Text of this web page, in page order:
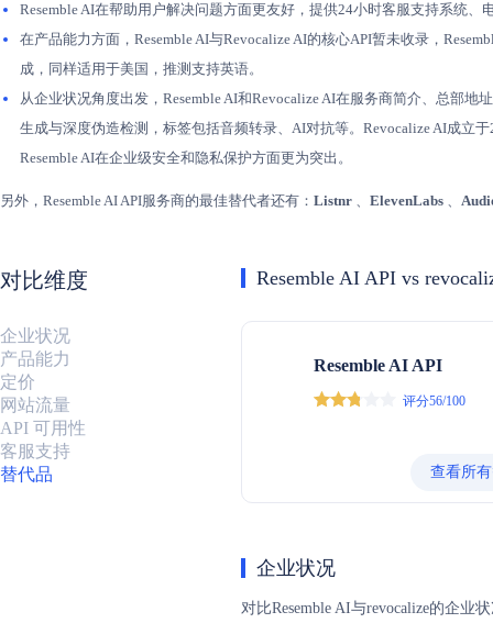
Resemble AI在帮助用户解决问题方面更友好，提供24小时客服支持系统
在产品能力方面，Resemble AI与Revocalize AI的核心API暂未收录，
成，同样适用于美国，推测支持英语。
从企业状况角度出发，Resemble AI和Revocalize AI在服务商简介、总部
生成与深度伪造检测，标签包括音频转录、AI对抗等。Revocalize AI成立
Resemble AI在企业级安全和隐私保护方面更为突出。
另外，Resemble AI API服务商的最佳替代者还有： Listnr 、 ElevenLabs 、
对比维度
企业状况
产品能力
定价
网站流量
API 可用性
客服支持
替代品
Resemble AI API vs
Resemble AI API
评分56/100
查看所
企业状况
对比Resemble AI与revocalize的企